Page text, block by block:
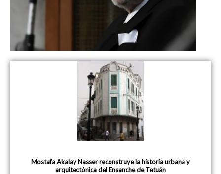
Mostafa Akalay Nasser reconstruye la historia urbana y
arquitectónica del Ensanche de Tetuán